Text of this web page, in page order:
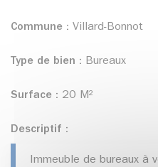
Commune : Villard-Bonnot
Type de bien : Bureaux
Surface : 20 M²
Descriptif :
Immeuble de bureaux à